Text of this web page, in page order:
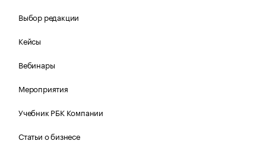
Выбор редакции
Кейсы
Вебинары
Мероприятия
Учебник РБК Компании
Статьи о бизнесе